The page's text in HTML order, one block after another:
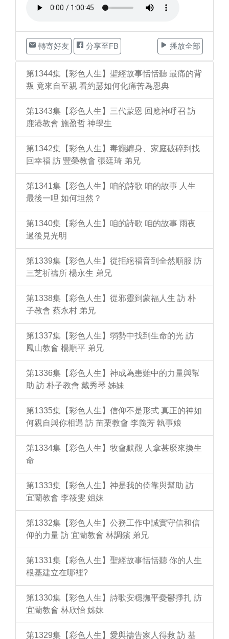
轉寄好友 分享至FB 播放全部
第1344集【彩色人生】聖經故事恬恬聽 最痛的背
叛 竟來自至親 看約瑟如何化痛苦為恩典
第1343集【彩色人生】三代蒙恩 回應神呼召 訪
鹿港教會 施盈哲 神學生
第1342集【彩色人生】毒癮纏身、家庭破碎到找
回幸福 訪 豐榮教會 張廷琦 弟兄
第1341集【彩色人生】咱的詩歌 咱的故事 人生
最後一哩 如何坦然？
第1340集【彩色人生】咱的詩歌 咱的故事 雨夜
過後見光明
第1339集【彩色人生】從拒絕福音到全然順服 訪
三芝祈禱所 楊永生 弟兄
第1338集【彩色人生】從邪靈到蒙福人生 訪 朴
子教會 蔡永村 弟兄
第1337集【彩色人生】弱勢中找到生命的光 訪
鳳山教會 楊順平 弟兄
第1336集【彩色人生】神成為患難中的力量與幫
助 訪 朴子教會 戴秀琴 姊妹
第1335集【彩色人生】信仰不是形式 真正的神如
何親自與你相遇 訪 苗栗教會 李義芳 執事娘
第1334集【彩色人生】牧會默觀 人拿甚麼來換生
命
第1333集【彩色人生】神是我的倚靠與幫助 訪
宜蘭教會 李筱雯 姐妹
第1332集【彩色人生】公務工作中誠實守信和信
仰的力量 訪 宜蘭教會 林調鑌 弟兄
第1331集【彩色人生】聖經故事恬恬聽 你的人生
根基建立在哪裡?
第1330集【彩色人生】詩歌安穩撫平憂鬱掙扎 訪
宜蘭教會 林欣怡 姊妹
第1329集【彩色人生】愛與禱告家人得救 訪 基